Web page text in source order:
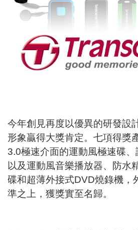
今年創見再度以優異的研發設
形象贏得大獎肯定。七項得獎
3.0極速介面的運動風極速碟、
以及運動風音樂播放器、防水
碟和超薄外接式DVD燒錄機，
準之上，獲獎實至名歸。